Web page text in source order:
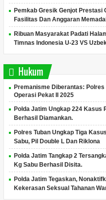
Pemkab Gresik Genjot Prestasi
Fasilitas Dan Anggaran
Ribuan Masyarakat Padati
Timnas Indonesia U-23 VS
Hukum
Premanisme Diberantas:
Operasi Pekat II 2025
Polda Jatim Ungkap 224 Kasus
Berhasil Diamankan.
Polres Tuban Ungkap Tiga
Sabu, Pil Double L Dan Riklona
Polda Jatim Tangkap 2
Kg Sabu Berhasil Disita.
Polda Jatim Tegaskan,
Kekerasan Seksual Tahanan